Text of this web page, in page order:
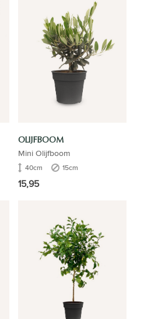
OLIJFBOOM
Mini Olijfboom
40cm 15cm
15,95